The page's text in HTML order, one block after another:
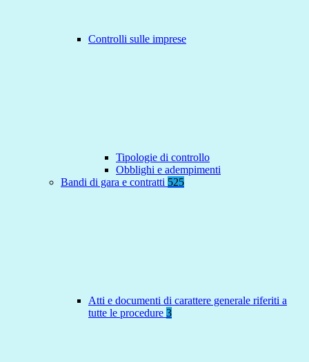
Controlli sulle imprese
Tipologie di controllo
Obblighi e adempimenti
Bandi di gara e contratti 525
Atti e documenti di carattere generale riferiti a
tutte le procedure 3